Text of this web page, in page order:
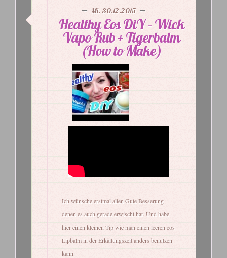
Mi. 30.12.2015
Healthy Eos DiY – Wick
Vapo Rub + Tigerbalm
(How to Make)
Ich wünsche erstmal allen Gute Besserung
denen es auch gerade erwischt hat. Und habe
hier einen kleinen Tip wie man einen leeren eos
Lipbalm in der Erkältungszeit anders benutzen
kann.